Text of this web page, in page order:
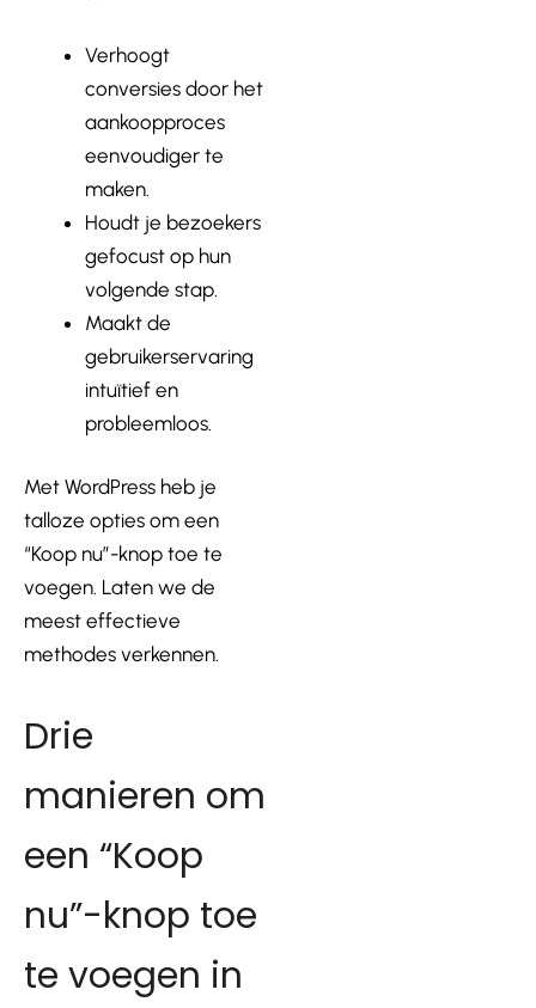
Verhoogt
conversies door het
aankoopproces
eenvoudiger te
maken.
Houdt je bezoekers
gefocust op hun
volgende stap.
Maakt de
gebruikerservaring
intuïtief en
probleemloos.
Met WordPress heb je
talloze opties om een
“Koop nu”-knop toe te
voegen. Laten we de
meest effectieve
methodes verkennen.
Drie
manieren om
een “Koop
nu”-knop toe
te voegen in